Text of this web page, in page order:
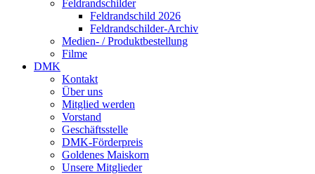
Feldrandschilder
Feldrandschild 2026
Feldrandschilder-Archiv
Medien- / Produktbestellung
Filme
DMK
Kontakt
Über uns
Mitglied werden
Vorstand
Geschäftsstelle
DMK-Förderpreis
Goldenes Maiskorn
Unsere Mitglieder